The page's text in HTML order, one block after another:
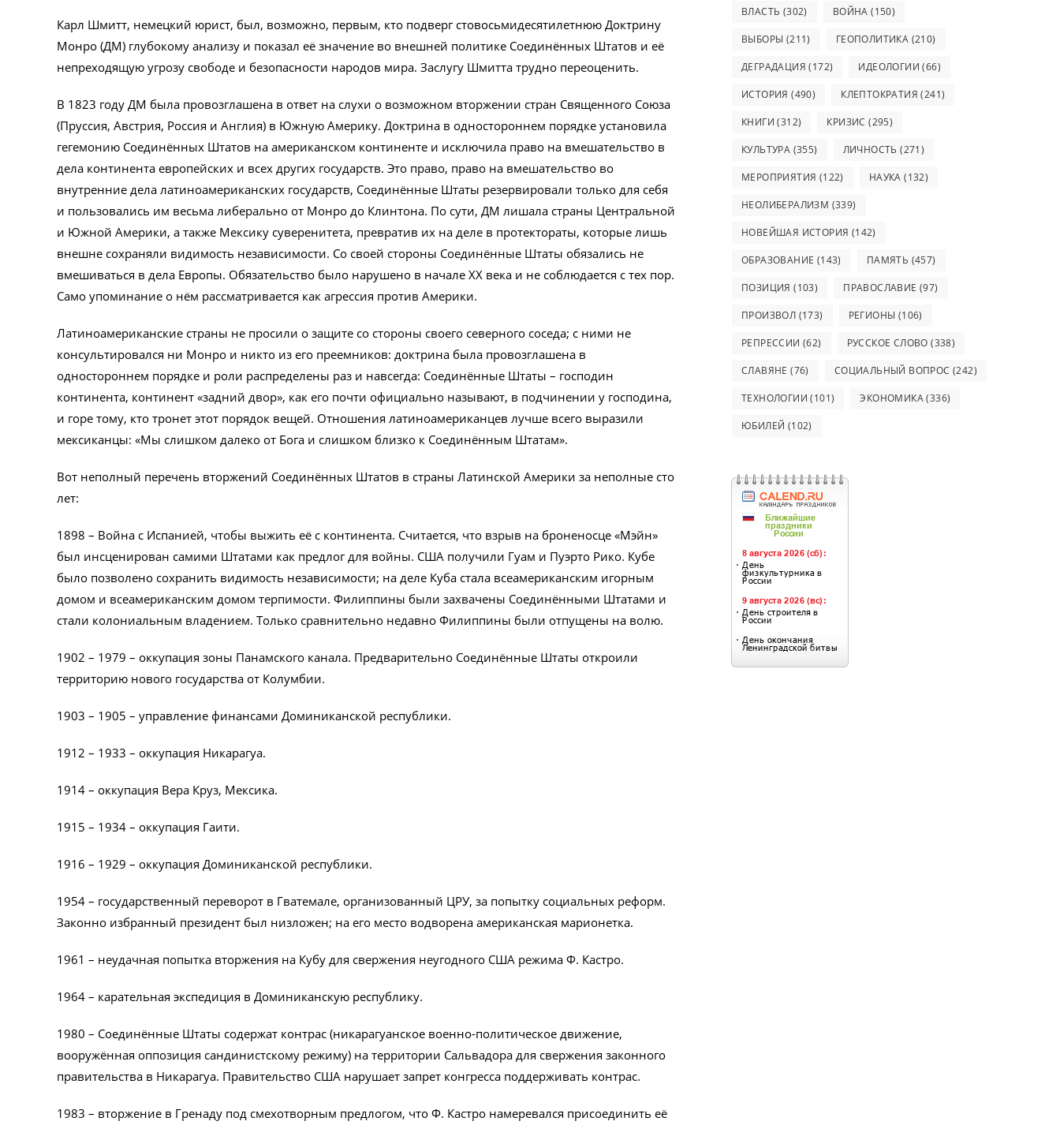
Карл Шмитт, немецкий юрист, был, возможно, первым, кто подверг стовосьмидесятилетнюю Доктрину
Монро (ДМ) глубокому анализу и показал её значение во внешней политике Соединённых Штатов и её
непреходящую угрозу свободе и безопасности народов мира. Заслугу Шмитта трудно переоценить.
В 1823 году ДМ была провозглашена в ответ на слухи о возможном вторжении стран Священного Союза
(Пруссия, Австрия, Россия и Англия) в Южную Америку. Доктрина в одностороннем порядке установила
гегемонию Соединённых Штатов на американском континенте и исключила право на вмешательство в
дела континента европейских и всех других государств. Это право, право на вмешательство во
внутренние дела латиноамериканских государств, Соединённые Штаты резервировали только для себя
и пользовались им весьма либерально от Монро до Клинтона. По сути, ДМ лишала страны Центральной
и Южной Америки, а также Мексику суверенитета, превратив их на деле в протектораты, которые лишь
внешне сохраняли видимость независимости. Со своей стороны Соединённые Штаты обязались не
вмешиваться в дела Европы. Обязательство было нарушено в начале XX века и не соблюдается с тех пор.
Само упоминание о нём рассматривается как агрессия против Америки.
Латиноамериканские страны не просили о защите со стороны своего северного соседа; с ними не
консультировался ни Монро и никто из его преемников: доктрина была провозглашена в
одностороннем порядке и роли распределены раз и навсегда: Соединённые Штаты – господин
континента, континент «задний двор», как его почти официально называют, в подчинении у господина,
и горе тому, кто тронет этот порядок вещей. Отношения латиноамериканцев лучше всего выразили
мексиканцы: «Мы слишком далеко от Бога и слишком близко к Соединённым Штатам».
Вот неполный перечень вторжений Соединённых Штатов в страны Латинской Америки за неполные сто
лет:
1898 – Война с Испанией, чтобы выжить её с континента. Считается, что взрыв на броненосце «Мэйн»
был инсценирован самими Штатами как предлог для войны. США получили Гуам и Пуэрто Рико. Кубе
было позволено сохранить видимость независимости; на деле Куба стала всеамериканским игорным
домом и всеамериканским домом терпимости. Филиппины были захвачены Соединёнными Штатами и
стали колониальным владением. Только сравнительно недавно Филиппины были отпущены на волю.
1902 – 1979 – оккупация зоны Панамского канала. Предварительно Соединённые Штаты откроили
территорию нового государства от Колумбии.
1903 – 1905 – управление финансами Доминиканской республики.
1912 – 1933 – оккупация Никарагуа.
1914 – оккупация Вера Круз, Мексика.
1915 – 1934 – оккупация Гаити.
1916 – 1929 – оккупация Доминиканской республики.
1954 – государственный переворот в Гватемале, организованный ЦРУ, за попытку социальных реформ.
Законно избранный президент был низложен; на его место водворена американская марионетка.
1961 – неудачная попытка вторжения на Кубу для свержения неугодного США режима Ф. Кастро.
1964 – карательная экспедиция в Доминиканскую республику.
1980 – Соединённые Штаты содержат контрас (никарагуанское военно-политическое движение,
вооружённая оппозиция сандинистскому режиму) на территории Сальвадора для свержения законного
правительства в Никарагуа. Правительство США нарушает запрет конгресса поддерживать контрас.
1983 – вторжение в Гренаду под смехотворным предлогом, что Ф. Кастро намеревался присоединить её
ВЛАСТЬ (302) ВОЙНА (150)
ВЫБОРЫ (211) ГЕОПОЛИТИКА (210)
ДЕГРАДАЦИЯ (172) ИДЕОЛОГИИ (66)
ИСТОРИЯ (490) КЛЕПТОКРАТИЯ (241)
КНИГИ (312) КРИЗИС (295)
КУЛЬТУРА (355) ЛИЧНОСТЬ (271)
МЕРОПРИЯТИЯ (122) НАУКА (132)
НЕОЛИБЕРАЛИЗМ (339)
НОВЕЙШАЯ ИСТОРИЯ (142)
ОБРАЗОВАНИЕ (143) ПАМЯТЬ (457)
ПОЗИЦИЯ (103) ПРАВОСЛАВИЕ (97)
ПРОИЗВОЛ (173) РЕГИОНЫ (106)
РЕПРЕССИИ (62) РУССКОЕ СЛОВО (338)
СЛАВЯНЕ (76) СОЦИАЛЬНЫЙ ВОПРОС (242)
ТЕХНОЛОГИИ (101) ЭКОНОМИКА(336)
ЮБИЛЕЙ (102)